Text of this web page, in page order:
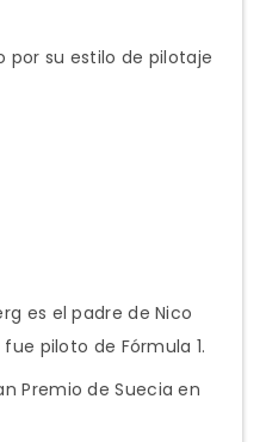
por su estilo de pilotaje
es el padre de Nico
piloto de Fórmula 1.
Premio de Suecia en